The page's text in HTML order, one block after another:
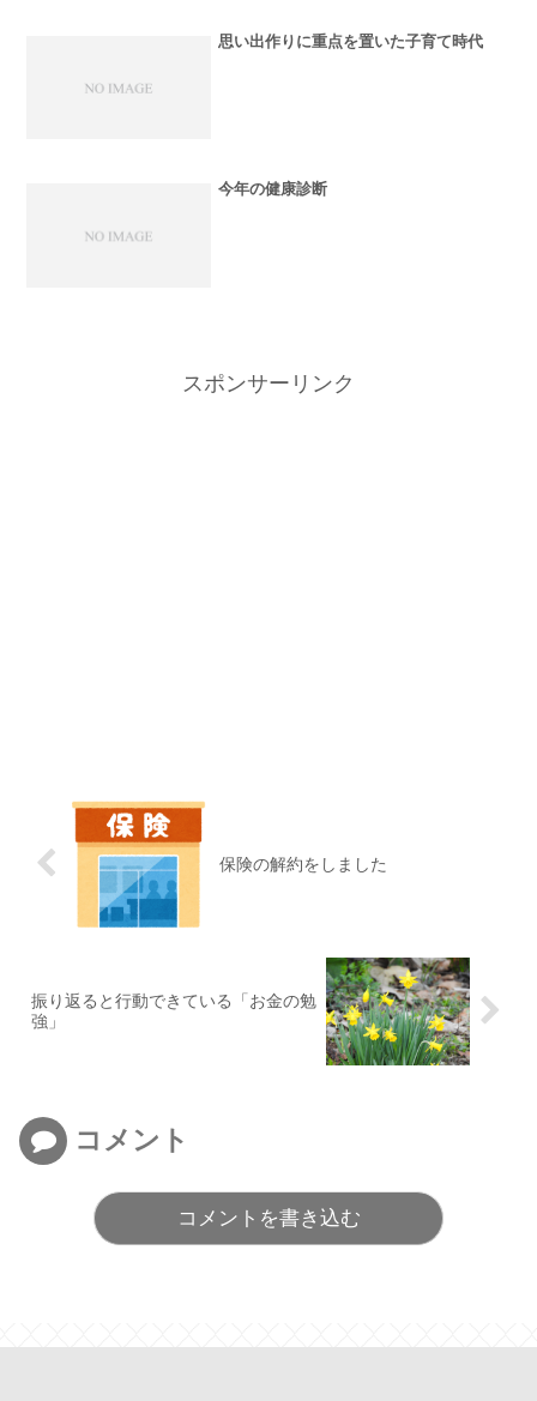
思い出作りに重点を置いた子育て時代
今年の健康診断
スポンサーリンク
保険の解約をしました
振り返ると行動できている「お金の勉
強」
コメント
コメントを書き込む